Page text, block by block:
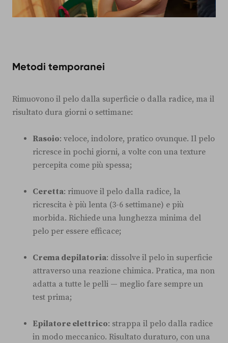
Metodi temporanei
Rimuovono il pelo dalla superficie o dalla radice, ma il
risultato dura giorni o settimane:
Rasoio: veloce, indolore, pratico ovunque. Il pelo
ricresce in pochi giorni, a volte con una texture
percepita come più spessa;
Ceretta: rimuove il pelo dalla radice, la
ricrescita è più lenta (3-6 settimane) e più
morbida. Richiede una lunghezza minima del
pelo per essere efficace;
Crema depilatoria: dissolve il pelo in superficie
attraverso una reazione chimica. Pratica, ma non
adatta a tutte le pelli — meglio fare sempre un
test prima;
Epilatore elettrico: strappa il pelo dalla radice
in modo meccanico. Risultato duraturo, con una